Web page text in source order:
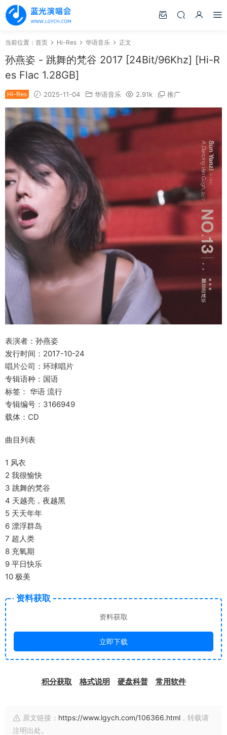
当前位置： 首页 Hi-Res 华语音乐 正文
孙燕姿 - 跳舞的梵谷 2017 [24Bit/96Khz] [Hi-R
es Flac 1.28GB]
Hi-Res 2025-11-04 华语音乐 2.91k 推广
表演者：孙燕姿
发行时间：2017-10-24
唱片公司：环球唱片
专辑语种：国语
标签： 华语 流行
专辑编号：3166949
载体：CD
曲目列表
1 风衣
2 我很愉快
3 跳舞的梵谷
4 天越亮，夜越黑
5 天天年年
6 漂浮群岛
7 超人类
8 充氧期
9 平日快乐
10 极美
资料获取
资料获取
立即下载
积分获取 格式说明 硬盘科普 常用软件
原文链接： https://www.lgych.com/106366.html ，转载请
注明出处。